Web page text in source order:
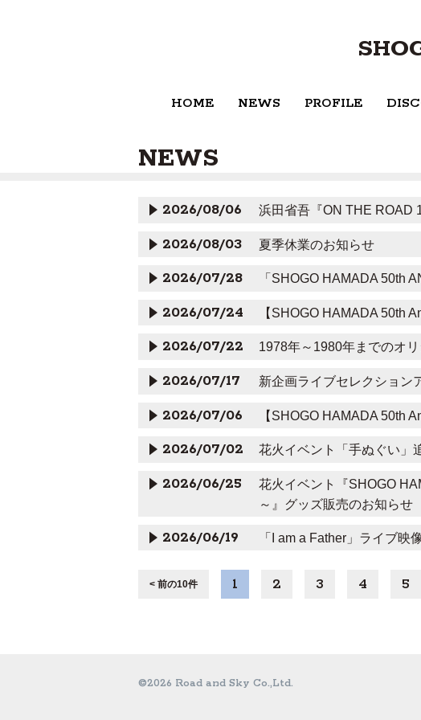
HOME NEWS PROFILE
NEWS
2026/08/06 浜田省吾『ON THE ROAD
2026/08/03 夏季休業のお知らせ
2026/07/28 「SHOGO HAMADA 50th
2026/07/24 【SHOGO HAMADA 50th
2026/07/22 1978年～1980年までのオ
2026/07/17 新企画ライブセレクション
2026/07/06 【SHOGO HAMADA 50th
2026/07/02 花火イベント「手ぬぐい」
2026/06/25
花火イベント『SHOGO
～』グッズ販売のお知らせ
2026/06/19 「I am a Father」ライブ映
< 前の10件 1 2 3 4 5
©2026 Road and Sky Co.,Ltd.